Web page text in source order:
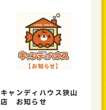
キャンディハウス狭山
店 お知らせ